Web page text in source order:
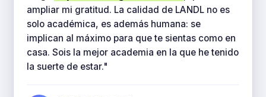
ampliar mi gratitud. La calidad de LANDL no es
solo académica, es además humana: se
implican al máximo para que te sientas como en
casa. Sois la mejor academia en la que he tenido
la suerte de estar."